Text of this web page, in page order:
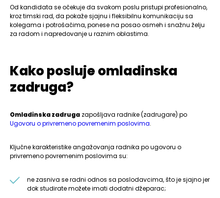
Od kandidata se očekuje da svakom poslu pristupi profesionalno,
kroz timski rad, da pokaže sjajnu i fleksibilnu komunikaciju sa
kolegama i potrošačima, ponese na posao osmeh i snažnu želju
za radom i napredovanje u raznim oblastima.
Kako posluje omladinska
zadruga?
Omladinska zadruga zapošljava radnike (zadrugare) po
Ugovoru o privremeno povremenim poslovima.
Ključne karakteristike angažovanja radnika po ugovoru o
privremeno povremenim poslovima su:
ne zasniva se radni odnos sa poslodavcima, što je sjajno jer
dok studirate možete imati dodatni džeparac;